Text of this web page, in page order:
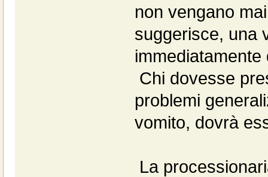
non vengano
suggerisce, una
Chi dovesse
problemi
vomito, dovrà
La